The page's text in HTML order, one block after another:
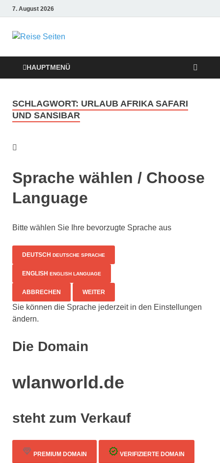
7. August 2026
Die besten
Reise-Webseiten
für Ihre perfekte
Reiseplanung
HAUPTMENÜ
SCHLAGWORT: URLAUB AFRIKA SAFARI
UND SANSIBAR
Sprache wählen / Choose
Language
Bitte wählen Sie Ihre bevorzugte Sprache aus
DEUTSCH DEUTSCHE SPRACHE
ENGLISH ENGLISH LANGUAGE
ABBRECHEN WEITER
Sie können die Sprache jederzeit in den Einstellungen
ändern.
Die Domain
wlanworld.de
steht zum Verkauf
PREMIUM DOMAIN VERIFIZIERTE DOMAIN